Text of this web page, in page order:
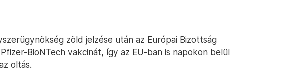
zöld jelzése után az Európai Bizottság
BioNTech vakcinát, így az EU-ban is napokon belül
oltás.